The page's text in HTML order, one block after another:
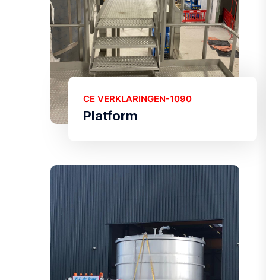
CE VERKLARINGEN-1090
Platform